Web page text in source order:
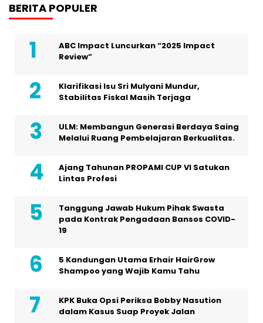
BERITA POPULER
ABC Impact Luncurkan “2025 Impact
Review”
Klarifikasi Isu Sri Mulyani Mundur,
Stabilitas Fiskal Masih Terjaga
ULM: Membangun Generasi Berdaya Saing
Melalui Ruang Pembelajaran Berkualitas.
Ajang Tahunan PROPAMI CUP VI Satukan
Lintas Profesi
Tanggung Jawab Hukum Pihak Swasta
pada Kontrak Pengadaan Bansos COVID-
19
5 Kandungan Utama Erhair HairGrow
Shampoo yang Wajib Kamu Tahu
KPK Buka Opsi Periksa Bobby Nasution
dalam Kasus Suap Proyek Jalan